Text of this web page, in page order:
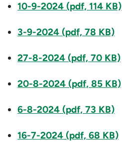
10-9-2024 (pdf, 114 KB)
3-9-2024 (pdf, 78 KB)
27-8-2024 (pdf, 70 KB)
20-8-2024 (pdf, 85 KB)
6-8-2024 (pdf, 73 KB)
16-7-2024 (pdf, 68 KB)